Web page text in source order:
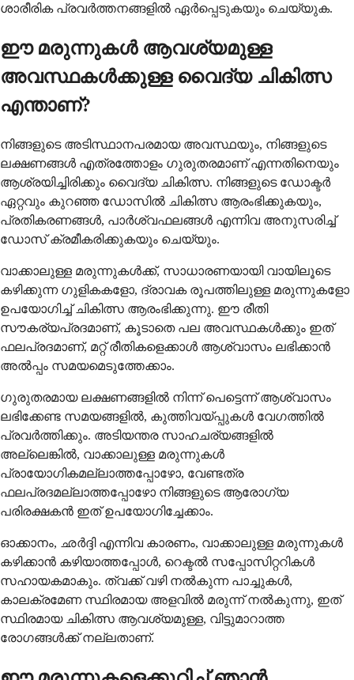
ശാരീരിക പ്രവർത്തനങ്ങളിൽ ഏർപ്പെടുകയും ചെയ്യുക.
ഈ മരുന്നുകൾ ആവശ്യമുള്ള
അവസ്ഥകൾക്കുള്ള വൈദ്യ ചികിത്സ
എന്താണ്?
നിങ്ങളുടെ അടിസ്ഥാനപരമായ അവസ്ഥയും, നിങ്ങളുടെ
ലക്ഷണങ്ങൾ എത്രത്തോളം ഗുരുതരമാണ് എന്നതിനെയും
ആശ്രയിച്ചിരിക്കും വൈദ്യ ചികിത്സ. നിങ്ങളുടെ ഡോക്ടർ
ഏറ്റവും കുറഞ്ഞ ഡോസിൽ ചികിത്സ ആരംഭിക്കുകയും,
പ്രതികരണങ്ങൾ, പാർശ്വഫലങ്ങൾ എന്നിവ അനുസരിച്ച്
ഡോസ് ക്രമീകരിക്കുകയും ചെയ്യും.
വാക്കാലുള്ള മരുന്നുകൾക്ക്, സാധാരണയായി വായിലൂടെ
കഴിക്കുന്ന ഗുളികകളോ, ദ്രാവക രൂപത്തിലുള്ള മരുന്നുകളോ
ഉപയോഗിച്ച് ചികിത്സ ആരംഭിക്കുന്നു. ഈ രീതി
സൗകര്യപ്രദമാണ്, കൂടാതെ പല അവസ്ഥകൾക്കും ഇത്
ഫലപ്രദമാണ്, മറ്റ് രീതികളെക്കാൾ ആശ്വാസം ലഭിക്കാൻ
അൽപ്പം സമയമെടുത്തേക്കാം.
ഗുരുതരമായ ലക്ഷണങ്ങളിൽ നിന്ന് പെട്ടെന്ന് ആശ്വാസം
ലഭിക്കേണ്ട സമയങ്ങളിൽ, കുത്തിവയ്പ്പുകൾ വേഗത്തിൽ
പ്രവർത്തിക്കും. അടിയന്തര സാഹചര്യങ്ങളിൽ
അല്ലെങ്കിൽ, വാക്കാലുള്ള മരുന്നുകൾ
പ്രായോഗികമല്ലാത്തപ്പോഴോ, വേണ്ടത്ര
ഫലപ്രദമല്ലാത്തപ്പോഴോ നിങ്ങളുടെ ആരോഗ്യ
പരിരക്ഷകൻ ഇത് ഉപയോഗിച്ചേക്കാം.
ഓക്കാനം, ഛർദ്ദി എന്നിവ കാരണം, വാക്കാലുള്ള മരുന്നുകൾ
കഴിക്കാൻ കഴിയാത്തപ്പോൾ, റെക്ടൽ സപ്പോസിറ്ററികൾ
സഹായകമാകും. ത്വക്ക് വഴി നൽകുന്ന പാച്ചുകൾ,
കാലക്രമേണ സ്ഥിരമായ അളവിൽ മരുന്ന് നൽകുന്നു, ഇത്
സ്ഥിരമായ ചികിത്സ ആവശ്യമുള്ള, വിട്ടുമാറാത്ത
രോഗങ്ങൾക്ക് നല്ലതാണ്.